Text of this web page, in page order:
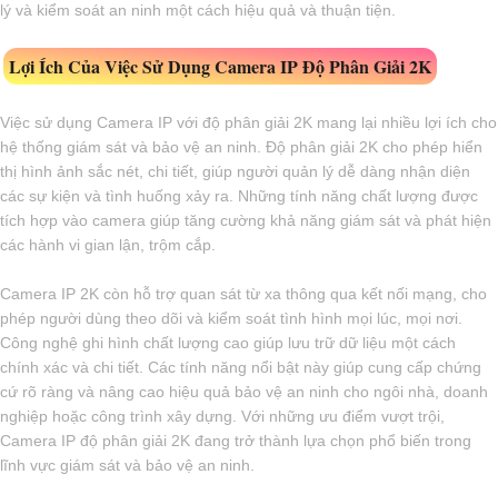
lý và kiểm soát an ninh một cách hiệu quả và thuận tiện.
Lợi Ích Của Việc Sử Dụng Camera IP Độ Phân Giải 2K
Việc sử dụng Camera IP với độ phân giải 2K mang lại nhiều lợi ích cho
hệ thống giám sát và bảo vệ an ninh. Độ phân giải 2K cho phép hiển
thị hình ảnh sắc nét, chi tiết, giúp người quản lý dễ dàng nhận diện
các sự kiện và tình huống xảy ra. Những tính năng chất lượng được
tích hợp vào camera giúp tăng cường khả năng giám sát và phát hiện
các hành vi gian lận, trộm cắp.
Camera IP 2K còn hỗ trợ quan sát từ xa thông qua kết nối mạng, cho
phép người dùng theo dõi và kiểm soát tình hình mọi lúc, mọi nơi.
Công nghệ ghi hình chất lượng cao giúp lưu trữ dữ liệu một cách
chính xác và chi tiết. Các tính năng nổi bật này giúp cung cấp chứng
cứ rõ ràng và nâng cao hiệu quả bảo vệ an ninh cho ngôi nhà, doanh
nghiệp hoặc công trình xây dựng. Với những ưu điểm vượt trội,
Camera IP độ phân giải 2K đang trở thành lựa chọn phổ biến trong
lĩnh vực giám sát và bảo vệ an ninh.